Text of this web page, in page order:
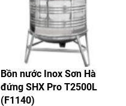
Bồn nước Inox Sơn Hà
đứng SHX Pro T2500L
(F1140)